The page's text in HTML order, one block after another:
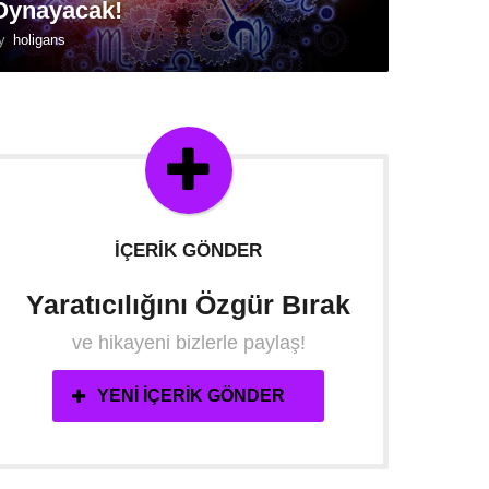
holigans
İÇERIK GÖNDER
Yaratıcılığını Özgür Bırak
ve hikayeni bizlerle paylaş!
YENI İÇERIK GÖNDER